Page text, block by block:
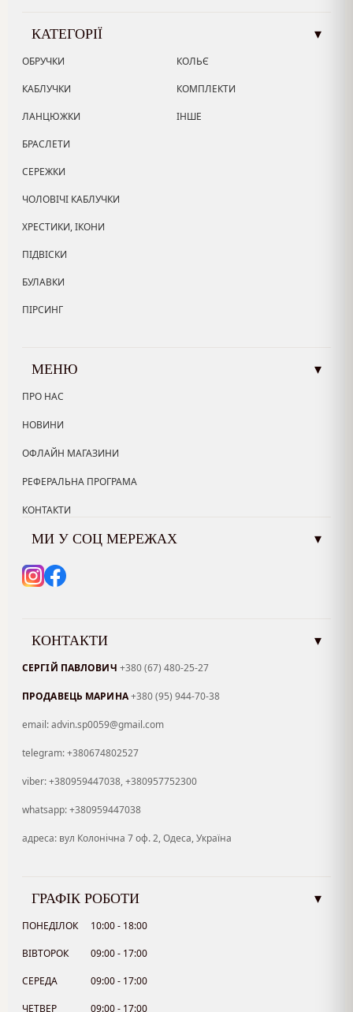
КАТЕГОРІЇ ▾
ОБРУЧКИ
КАБЛУЧКИ
ЛАНЦЮЖКИ
БРАСЛЕТИ
СЕРЕЖКИ
ЧОЛОВІЧІ КАБЛУЧКИ
ХРЕСТИКИ, ІКОНИ
ПІДВІСКИ
БУЛАВКИ
ПІРСИНГ
КОЛЬЄ
КОМПЛЕКТИ
ІНШЕ
МЕНЮ ▾
ПРО НАС
НОВИНИ
ОФЛАЙН МАГАЗИНИ
РЕФЕРАЛЬНА ПРОГРАМА
КОНТАКТИ
МИ У СОЦ МЕРЕЖАХ ▾
КОНТАКТИ ▾
СЕРГІЙ ПАВЛОВИЧ +380 (67) 480-25-27
ПРОДАВЕЦЬ МАРИНА+380 (95) 944-70-38
email: advin.sp0059@gmail.com
telegram: +380674802527
viber: +380959447038, +380957752300
whatsapp: +380959447038
адреса: вул Колонічна 7 оф. 2, Одеса, Україна
ГРАФІК РОБОТИ ▾
ПОНЕДІЛОК 10:00 - 18:00
ВІВТОРОК 09:00 - 17:00
СЕРЕДА 09:00 - 17:00
ЧЕТВЕР 09:00 - 17:00